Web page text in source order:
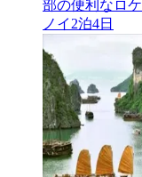
部の便利なロ
ノイ2泊4日